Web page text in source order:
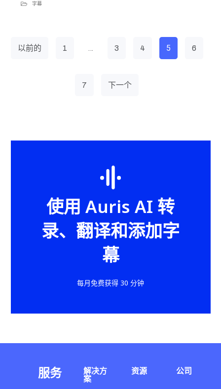
字幕
以前的 1 … 3 4 5 6
7 下一个
使用 Auris AI 转
录、翻译和添加字
幕
每月免费获得 30 分钟
服务
解决方
案
资源 公司